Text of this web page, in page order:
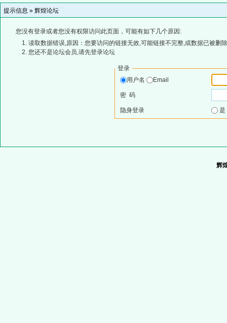
提示信息 » 辉煌论坛
您没有登录或者您没有权限访问此页面，可能有如下几个原因:
读取数据错误,原因：您要访问的链接无效,可能链接不完整,或数据已被删
您还不是论坛会员,请先登录论坛
登录
用户名
Email
密 码
隐身登录
辉